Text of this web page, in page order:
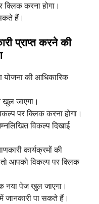
करना होगा।
हैं।
प्राप्त करने की
की आधिकारिक
जाएगा।
पर क्लिक करना होगा।
विकल्प दिखाई
कार्यक्रमों की
तो आपको विकल्प पर क्लिक
नया पेज खुल जाएगा।
जानकारी पा सकते हैं।